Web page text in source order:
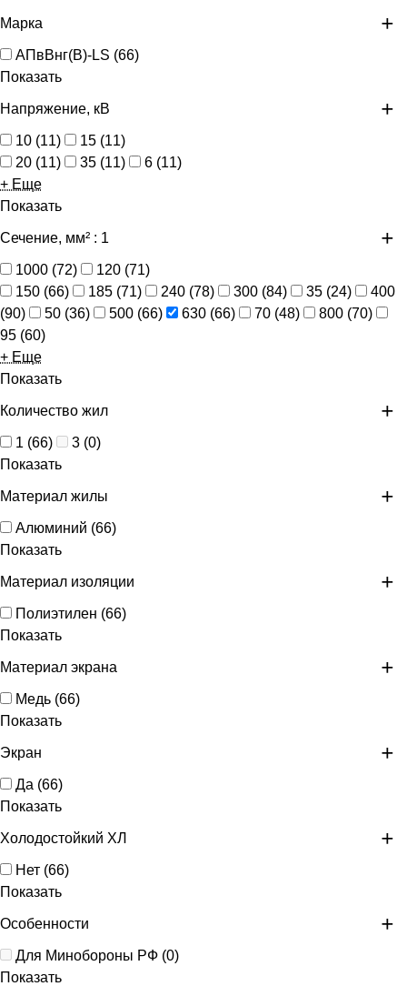
Марка
АПвВнг(В)-LS (66)
Показать
Напряжение, кВ
10 (11) 15 (11)
20 (11) 35 (11) 6 (11)
+ Еще
Показать
Сечение, мм² : 1
1000 (72) 120 (71)
150 (66) 185 (71) 240 (78) 300 (84) 35 (24)
400
(90) 50 (36) 500 (66) 630 (66) 70 (48) 800 (70)
95 (60)
+ Еще
Показать
Количество жил
1 (66) 3 (0)
Показать
Материал жилы
Алюминий (66)
Показать
Материал изоляции
Полиэтилен (66)
Показать
Материал экрана
Медь (66)
Показать
Экран
Да (66)
Показать
Холодостойкий ХЛ
Нет (66)
Показать
Особенности
Для Минобороны РФ (0)
Показать